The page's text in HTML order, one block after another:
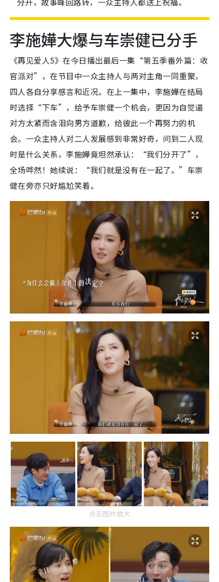
李施嬅大爆与车崇健已分手
《再见爱人5》在今日播出最后一集“第五季番外篇：收
官派对”，在节目中一众主持人与两对主角一同重聚，
四人各自分享感言和近况。在上一集中，李施嬅在结局
时选择“下车”，给予车崇健一个机会，更因为自觉逼
对方太紧而含泪向男方道歉，给彼此一个再努力的机
会。一众主持人对二人发展感到非常好奇，问到二人现
时是什么关系，李施嬅竟坦然承认：“我们分开了”，
全场哗然！她续说：“我们就是没有在一起了。”车崇
健在旁亦只好尴尬笑着。
点击图片放大